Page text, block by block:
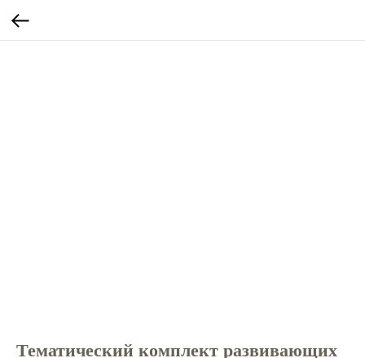
Тематический комплект развивающих